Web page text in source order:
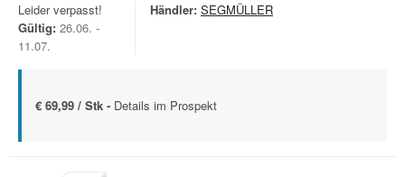
Leider verpasst!
Gültig: 26.06. -
11.07.
Händler: SEGMÜLLER
€ 69,99 / Stk - Details im Prospekt